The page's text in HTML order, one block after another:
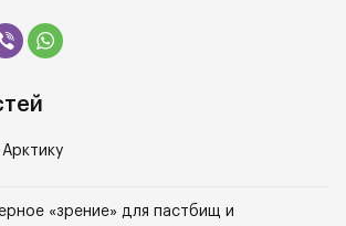
«зрение» для пастбищ и